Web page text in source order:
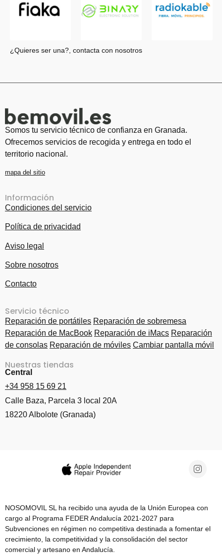
¿Quieres ser una?, contacta con nosotros
Somos tu servicio técnico de confianza en Granada.
Ofrecemos servicios de recogida y entrega en todo el
territorio nacional.
mapa del sitio
Información
Condiciones del servicio
Política de privacidad
Aviso legal
Sobre nosotros
Contacto
Servicio técnico
Reparación de portátiles Reparación de sobremesa
Reparación de MacBook Reparación de iMacs Reparación
de consolas Reparación de móviles Cambiar pantalla móvil
Nuestras tiendas
Central
+34 958 15 69 21
Calle Baza, Parcela 3 local 20A
18220 Albolote (Granada)
NOSOMOVIL SL ha recibido una ayuda de la Unión Europea con
cargo al Programa FEDER Andalucía 2021-2027 para
Subvenciones en régimen no competitiva destinada a fomentar el
crecimiento, la competitividad y la consolidación del sector
comercial y artesano en Andalucía.